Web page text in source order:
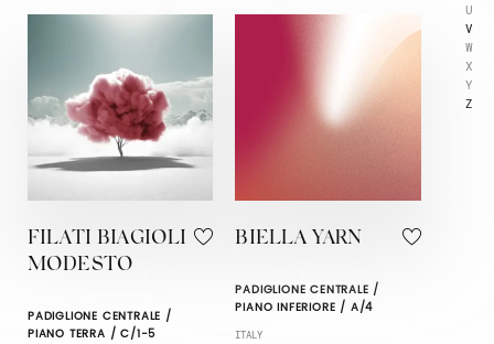
U
V
W
X
Y
Z
FILATI BIAGIOLI
MODESTO
PADIGLIONE CENTRALE /
PIANO TERRA / C/1-5
BIELLA YARN
PADIGLIONE CENTRALE /
PIANO INFERIORE / A/4
ITALY